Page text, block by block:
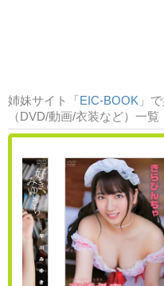
姉妹サイト「EIC-BOOK 」
（DVD/動画/衣装など）一覧